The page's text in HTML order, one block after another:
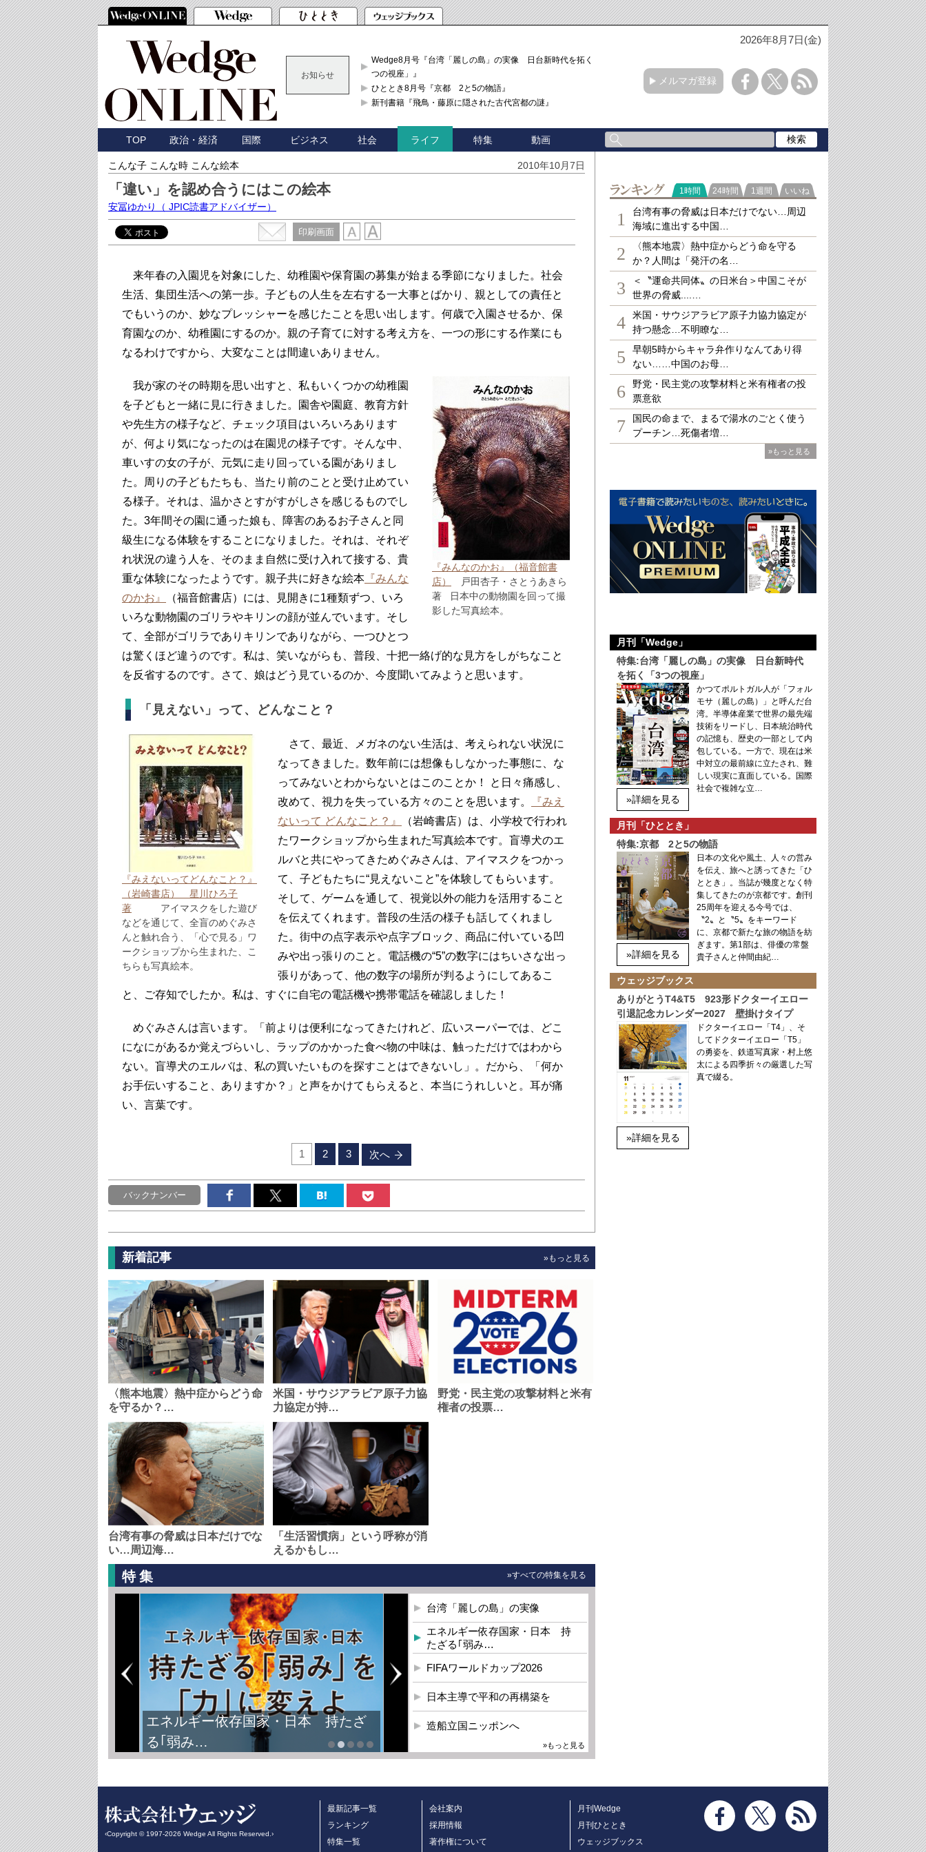
2026年8月7日(金)
お知らせ
Wedge8月号『台湾「麗しの島」の実像 日台新時代を拓く「3
つの視座」』
ひととき8月号『京都 2と5の物語』
新刊書籍『飛鳥・藤原に隠された古代宮都の謎』
メルマガ登録
TOP 政治・経済 国際 ビジネス 社会 ライフ 特集 動画
こんな子 こんな時 こんな絵本 2010年10月7日
「違い」を認め合うにはこの絵本
安冨ゆかり （ JPIC読書アドバイザー）
印刷画面
来年春の入園児を対象にした、幼稚園や保育園の募集が始まる季節になりました。社会
生活、集団生活への第一歩。子どもの人生を左右する一大事とばかり、親としての責任と
でもいうのか、妙なプレッシャーを感じたことを思い出します。何歳で入園させるか、保
育園なのか、幼稚園にするのか。親の子育てに対する考え方を、一つの形にする作業にも
なるわけですから、大変なことは間違いありません。
『みんなのかお』（福音館書
店）
戸田杏子・さとうあきら
著 日本中の動物園を回って撮
影した写真絵本。
我が家のその時期を思い出すと、私もいくつかの幼稚園
を子どもと一緒に見に行きました。園舎や園庭、教育方針
や先生方の様子など、チェック項目はいろいろあります
が、何より気になったのは在園児の様子です。そんな中、
車いすの女の子が、元気に走り回っている園がありまし
た。周りの子どもたちも、当たり前のことと受け止めてい
る様子。それは、温かさとすがすがしさを感じるものでし
た。3年間その園に通った娘も、障害のあるお子さんと同
級生になる体験をすることになりました。それは、それぞ
れ状況の違う人を、そのまま自然に受け入れて接する、貴
重な体験になったようです。親子共に好きな絵本 『みんな
のかお』
（福音館書店）には、見開きに1種類ずつ、いろ
いろな動物園のゴリラやキリンの顔が並んでいます。そし
て、全部がゴリラでありキリンでありながら、一つひとつ
は驚くほど違うのです。私は、笑いながらも、普段、十把一絡げ的な見方をしがちなこと
を反省するのです。さて、娘はどう見ているのか、今度聞いてみようと思います。
「見えない」って、どんなこと？
『みえないってどんなこと？』
（岩崎書店） 星川ひろ子
著 アイマスクをした遊び
などを通じて、全盲のめぐみさ
んと触れ合う、「心で見る」ワ
ークショップから生まれた、こ
ちらも写真絵本。
さて、最近、メガネのない生活は、考えられない状況に
なってきました。数年前には想像もしなかった事態に、な
ってみないとわからないとはこのことか！ と日々痛感し、
改めて、視力を失っている方々のことを思います。
『みえ
ないって どんなこと？』
（岩崎書店）は、小学校で行われ
たワークショップから生まれた写真絵本です。盲導犬のエ
ルバと共にやってきためぐみさんは、アイマスクをつかっ
て、子どもたちに“見えないこと”を体験してもらいます。
そして、ゲームを通して、視覚以外の能力を活用すること
を伝えてくれます。普段の生活の様子も話してくれまし
た。街中の点字表示や点字ブロック、商品に付いている凹
みや出っ張りのこと。電話機の“5”の数字にはちいさな出っ
張りがあって、他の数字の場所が判るようにしてあるこ
と、ご存知でしたか。私は、すぐに自宅の電話機や携帯電話を確認しました！
めぐみさんは言います。「前よりは便利になってきたけれど、広いスーパーでは、どこ
になにがあるか覚えづらいし、ラップのかかった食べ物の中味は、触っただけではわから
ない。盲導犬のエルバは、私の買いたいものを探すことはできないし」。だから、「何か
お手伝いすること、ありますか？」と声をかけてもらえると、本当にうれしいと。耳が痛
い、言葉です。
1 2 3 次へ
バックナンバー
新着記事 »もっと見る
〈熊本地震〉熱中症からどう命
を守るか？…
米国・サウジアラビア原子力協
力協定が持…
野党・民主党の攻撃材料と米有
権者の投票…
台湾有事の脅威は日本だけでな
い…周辺海…
「生活習慣病」という呼称が消
えるかもし…
特集 »すべての特集を見る
エネルギー依存国家・日本 持たざ
る｢弱み…
台湾「麗しの島」の実像
エネルギー依存国家・日本 持
たざる｢弱み…
FIFAワールドカップ2026
日本主導で平和の再構築を
造船立国ニッポンへ
»もっと見る
ランキング
1時間 24時間 1週間 いいね
1
台湾有事の脅威は日本だけでない…周辺
海域に進出する中国…
2
〈熊本地震〉熱中症からどう命を守る
か？人間は「発汗の名…
3
＜〝運命共同体〟の日米台＞中国こそが
世界の脅威....…
4
米国・サウジアラビア原子力協力協定が
持つ懸念…不明瞭な…
5
早朝5時からキャラ弁作りなんてあり得
ない……中国のお母…
6
野党・民主党の攻撃材料と米有権者の投
票意欲
7
国民の命まで、まるで湯水のごとく使う
プーチン…死傷者増…
»もっと見る
月刊「Wedge」
特集:台湾「麗しの島」の実像 日台新時代
を拓く「3つの視座」
»詳細を見る
かつてポルトガル人が「フォル
モサ（麗しの島）」と呼んだ台
湾。半導体産業で世界の最先端
技術をリードし、日本統治時代
の記憶も、歴史の一部として内
包している。一方で、現在は米
中対立の最前線に立たされ、難
しい現実に直面している。国際
社会で複雑な立…
月刊「ひととき」
特集:京都 2と5の物語
»詳細を見る
日本の文化や風土、人々の営み
を伝え、旅へと誘ってきた「ひ
ととき」。当誌が幾度となく特
集してきたのが京都です。創刊
25周年を迎える今号では、
〝2〟と〝5〟をキーワード
に、京都で新たな旅の物語を紡
ぎます。第1部は、俳優の常盤
貴子さんと仲間由紀…
ウェッジブックス
ありがとうT4&T5 923形ドクターイエロー
引退記念カレンダー2027 壁掛けタイプ
»詳細を見る
ドクターイエロー「T4」、そ
してドクターイエロー「T5」
の勇姿を、鉄道写真家・村上悠
太による四季折々の厳選した写
真で綴る。
‹Copyright © 1997-2026 Wedge All Rights Reserved.›
最新記事一覧
ランキング
特集一覧
会社案内
採用情報
著作権について
月刊Wedge
月刊ひととき
ウェッジブックス